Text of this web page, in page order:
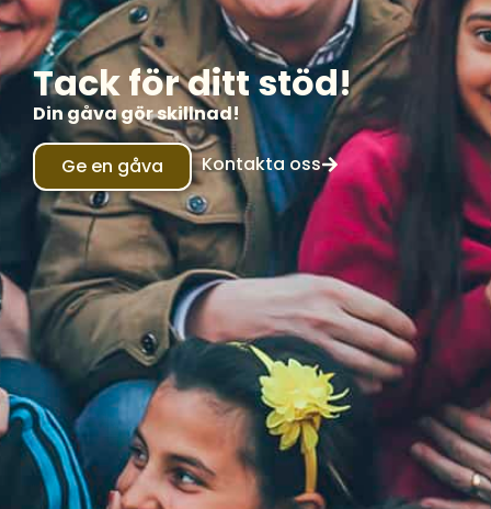
Tack för ditt stöd!
Din gåva gör skillnad!
Ge en gåva Kontakta oss